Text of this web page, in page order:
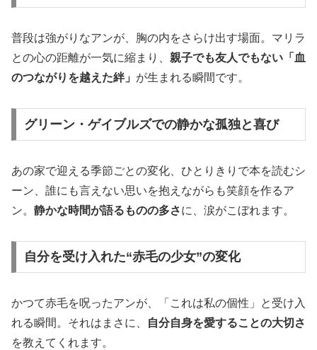
普段は強がりなアンが、胸の内をさらけ出す場面。マリラ
との心の距離が一気に縮まり、 親子でも友人でもない「血
のつながりを越えた絆」 が生まれる瞬間です。
グリーン・ゲイブルズでの静かな孤独と喜び
あの家で迎える季節ごとの変化、ひとりきりで本を読むシ
ーン、誰にも言えない思いを抱えながらも笑顔を作るア
ン。 静かな時間が語るものの多さに、涙がこぼれます。
自分を受け入れた“赤毛の少女”の変化
かつて赤毛を呪ったアンが、「これは私の個性」と受け入
れる瞬間。それはまさに、
自分自身を愛することの大切さ
を教えてくれます。